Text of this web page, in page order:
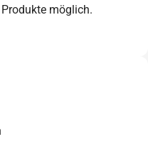
möglich.